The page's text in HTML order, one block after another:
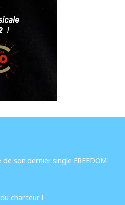
de son dernier single FREEDOM
chanteur !